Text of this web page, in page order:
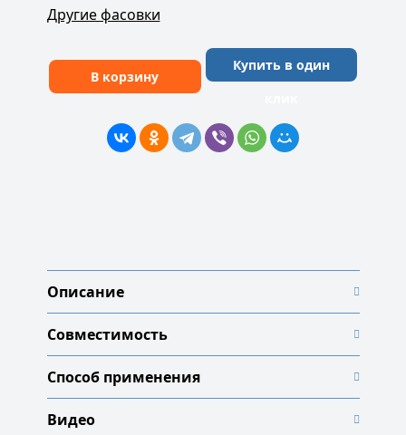
Другие фасовки
В корзину
Купить в один
Описание
Совместимость
Способ применения
Видео